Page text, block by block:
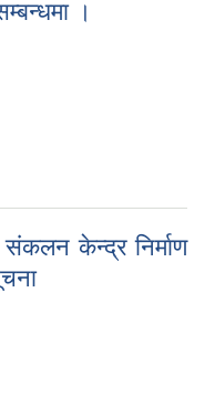
।
केन्द्र निर्माण